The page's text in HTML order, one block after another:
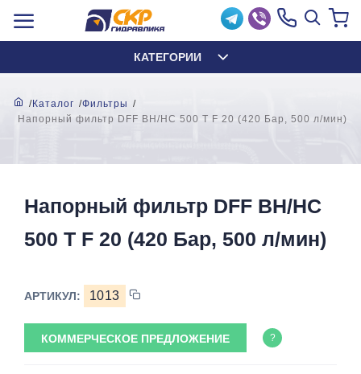
КАТЕГОРИИ
Каталог
Фильтры
Напорный фильтр DFF BH/HC 500 T F 20 (420 Бар, 500 л/мин)
Напорный фильтр DFF BH/HC
500 T F 20 (420 Бар, 500 л/мин)
АРТИКУЛ: 1013
КОММЕРЧЕСКОЕ ПРЕДЛОЖЕНИЕ ?